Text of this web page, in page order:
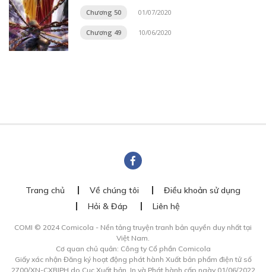
Chương 50 01/07/2020
Chương 49 10/06/2020
Trang chủ Về chúng tôi
Điều khoản sử dụng
Hỏi & Đáp
Liên hệ
COMI © 2024 Comicola - Nền tảng truyện tranh bản quyền duy nhất tại
Việt Nam.
Cơ quan chủ quản: Công ty Cổ phần Comicola
Giấy xác nhận Đăng ký hoạt động phát hành Xuất bản phẩm điện tử số
2700/XN-CXBIPH do Cục Xuất bản, In và Phát hành cấp ngày 01/06/2022